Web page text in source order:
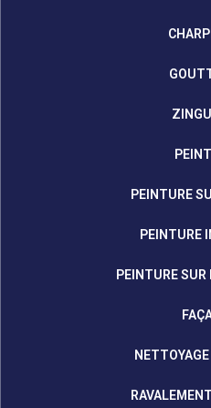
PEINTURE
PEINTURE
PEINTURE SUR
NETTOYAGE